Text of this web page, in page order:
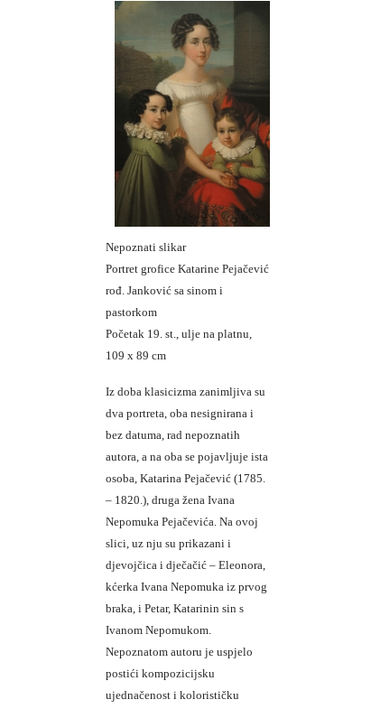
Nepoznati slikar
Portret grofice Katarine Pejačević
rođ. Janković sa sinom i
pastorkom
Početak 19. st., ulje na platnu,
109 x 89 cm
Iz doba klasicizma zanimljiva su
dva portreta, oba nesignirana i
bez datuma, rad nepoznatih
autora, a na oba se pojavljuje ista
osoba, Katarina Pejačević (1785.
– 1820.), druga žena Ivana
Nepomuka Pejačevića. Na ovoj
slici, uz nju su prikazani i
djevojčica i dječačić – Eleonora,
kćerka Ivana Nepomuka iz prvog
braka, i Petar, Katarinin sin s
Ivanom Nepomukom.
Nepoznatom autoru je uspjelo
postići kompozicijsku
ujednačenost i kolorističku